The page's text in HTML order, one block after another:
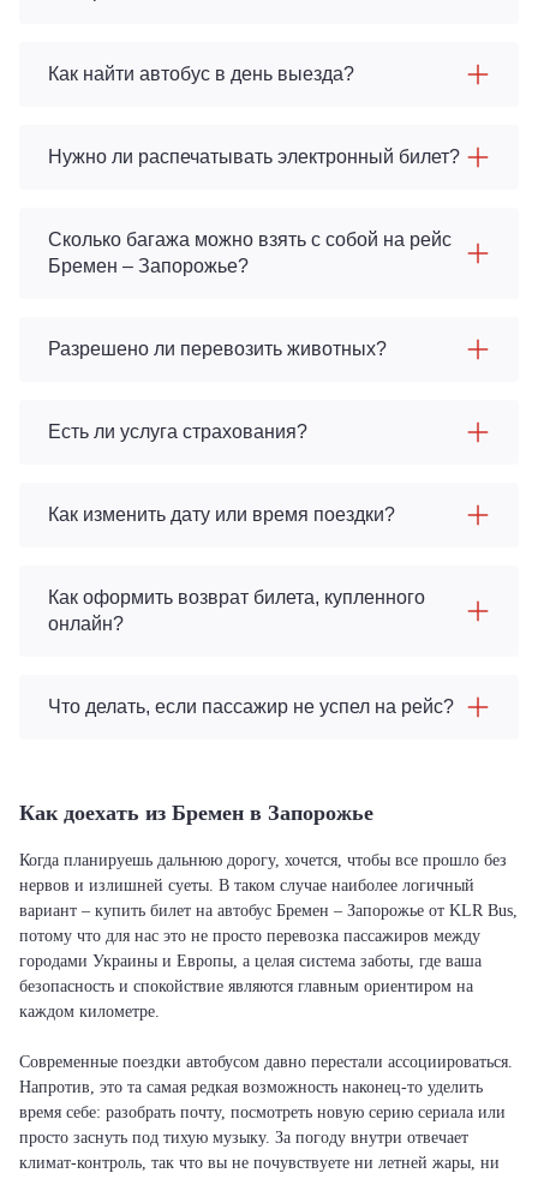
Как найти автобус в день выезда?
Нужно ли распечатывать электронный билет?
Сколько багажа можно взять с собой на рейс
Бремен – Запорожье?
Разрешено ли перевозить животных?
Есть ли услуга страхования?
Как изменить дату или время поездки?
Как оформить возврат билета, купленного
онлайн?
Что делать, если пассажир не успел на рейс?
Как доехать из Бремен в Запорожье
Когда планируешь дальнюю дорогу, хочется, чтобы все прошло без
нервов и излишней суеты. В таком случае наиболее логичный
вариант – купить билет на автобус Бремен – Запорожье от KLR Bus,
потому что для нас это не просто перевозка пассажиров между
городами Украины и Европы, а целая система заботы, где ваша
безопасность и спокойствие являются главным ориентиром на
каждом километре.
Современные поездки автобусом давно перестали ассоциироваться.
Напротив, это та самая редкая возможность наконец-то уделить
время себе: разобрать почту, посмотреть новую серию сериала или
просто заснуть под тихую музыку. За погоду внутри отвечает
климат-контроль, так что вы не почувствуете ни летней жары, ни